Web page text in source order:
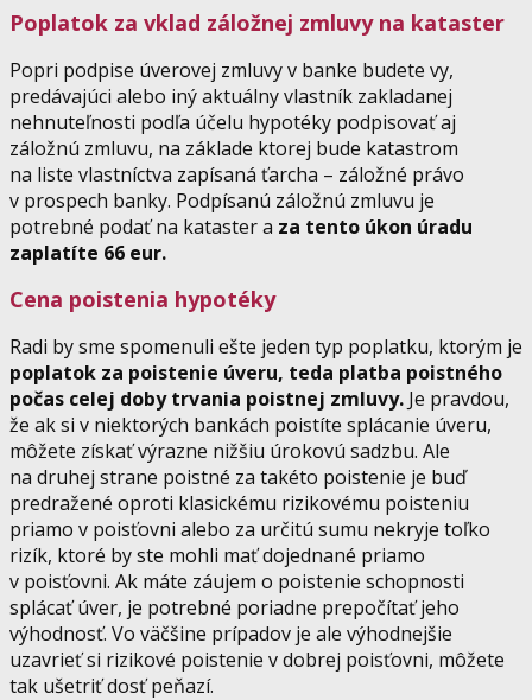
Poplatok za vklad záložnej zmluvy na kataster
Popri podpise úverovej zmluvy v banke budete vy,
predávajúci alebo iný aktuálny vlastník zakladanej
nehnuteľnosti podľa účelu hypotéky podpisovať aj
záložnú zmluvu, na základe ktorej bude katastrom
na liste vlastníctva zapísaná ťarcha – záložné právo
v prospech banky. Podpísanú záložnú zmluvu je
potrebné podať na kataster a za tento úkon úradu
zaplatíte 66 eur.
Cena poistenia hypotéky
Radi by sme spomenuli ešte jeden typ poplatku, ktorým je
poplatok za poistenie úveru, teda platba poistného
počas celej doby trvania poistnej zmluvy. Je pravdou,
že ak si v niektorých bankách poistíte splácanie úveru,
môžete získať výrazne nižšiu úrokovú sadzbu. Ale
na druhej strane poistné za takéto poistenie je buď
predražené oproti klasickému rizikovému poisteniu
priamo v poisťovni alebo za určitú sumu nekryje toľko
rizík, ktoré by ste mohli mať dojednané priamo
v poisťovni. Ak máte záujem o poistenie schopnosti
splácať úver, je potrebné poriadne prepočítať jeho
výhodnosť. Vo väčšine prípadov je ale výhodnejšie
uzavrieť si rizikové poistenie v dobrej poisťovni, môžete
tak ušetriť dosť peňazí.